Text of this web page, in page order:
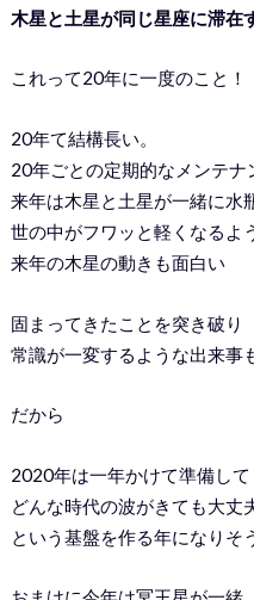
木星と土星が同じ星座に滞在
これって20年に一度のこと！
20年て結構長い。
20年ごとの定期的なメンテナ
来年は木星と土星が一緒に水
世の中がフワッと軽くなるよ
来年の木星の動きも面白い
固まってきたことを突き破り
常識が一変するような出来事
だから
2020年は一年かけて準備して
どんな時代の波がきても大丈
という基盤を作る年になりそ